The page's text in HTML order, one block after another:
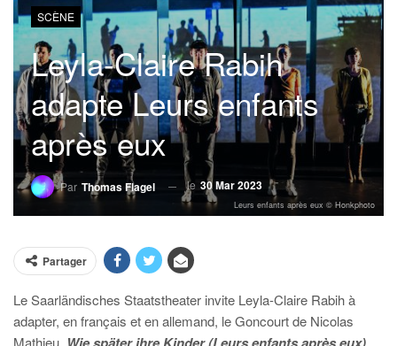
SCÈNE
Leyla-Claire Rabih
adapte Leurs enfants
après eux
Par Thomas Flagel le 30 Mar 2023
Leurs enfants après eux © Honkphoto
Partager
Le Saarländisches Staatstheater invite Leyla-Claire Rabih à
adapter, en français et en allemand, le Goncourt de Nicolas
Mathieu,
.